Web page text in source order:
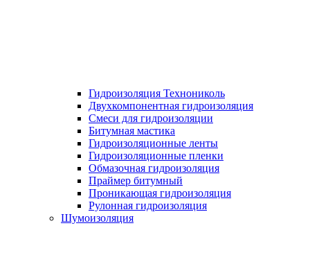
Гидроизоляция Технониколь
Двухкомпонентная гидроизоляция
Смеси для гидроизоляции
Битумная мастика
Гидроизоляционные ленты
Гидроизоляционные пленки
Обмазочная гидроизоляция
Праймер битумный
Проникающая гидроизоляция
Рулонная гидроизоляция
Шумоизоляция